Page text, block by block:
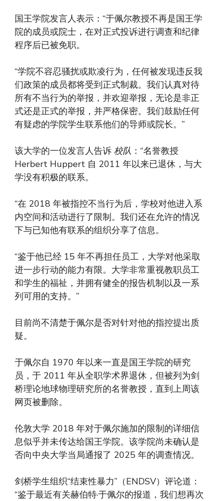
国王学院发言人表示：“于佩尔教授不再是国王学
院的成员或院士，在对正式投诉进行调查和纪律
程序后已被免职。
“学院不容忍骚扰或欺凌行为，任何被发现违反我
们政策的成员都将受到正式制裁。我们认真对待
所有不当行为的举报，并欢迎举报，无论是非正
式还是正式的举报，并严格保密。我们鼓励任何
有疑虑的学院学生联系他们的导师或院长。”
该大学的一位发言人告诉 校队 ：“名誉教授
Herbert Huppert 自 2011 年以来已退休，与大
学没有积极的联系。
“在 2018 年被指控不当行为后，学校对他进入系
内空间和活动进行了限制。我们还在允许的情况
下与已知他有联系的组织分享了信息。
“鉴于他已经 15 年不再担任员工，大学对他采取
进一步行动的能力有限。大学非常重视教职员工
和学生的福祉，并拥有健全的报告机制以及一系
列可用的支持。”
目前尚不清楚于佩尔是否对针对他的指控提出质
疑。
于佩尔自 1970 年以来一直是国王学院的研究
员，于 2011 年从全职学术界退休，但被列为剑
桥理论地球物理研究所的名誉教授，直到上周该
网页被删除。
伦敦大学 2018 年对于佩尔施加的限制的详细信
息似乎并未传达给国王学院。该学院尚未确认是
否向中央大学当局通报了 2025 年的调查情况。
剑桥学生组织“结束性暴力”（ENDSV）评论道：
“鉴于最近有关赫伯特·于佩尔的报道，我们想再次